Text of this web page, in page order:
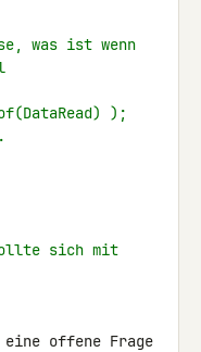
was ist wenn
);
sich mit
offene Frage